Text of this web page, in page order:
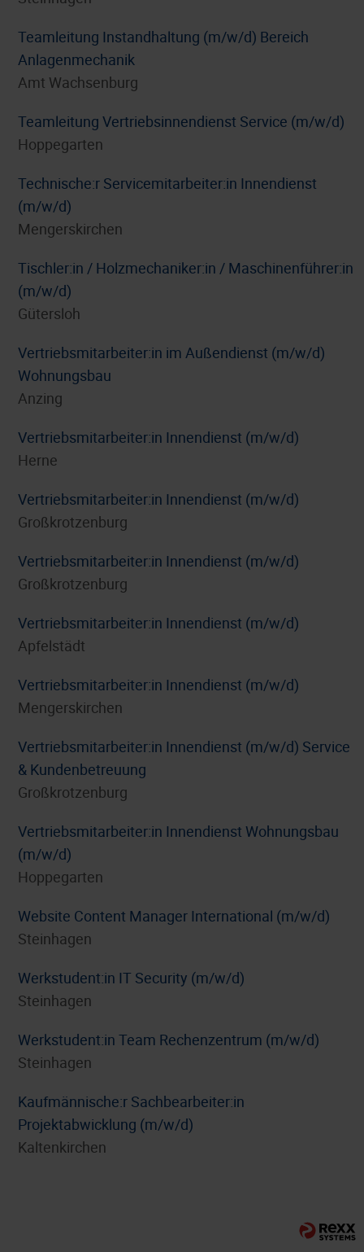
Teamleitung Instandhaltung (m/w/d) Bereich
Anlagenmechanik
Amt Wachsenburg
Teamleitung Vertriebsinnendienst Service (m/w/d)
Hoppegarten
Technische:r Servicemitarbeiter:in Innendienst
(m/w/d)
Mengerskirchen
Tischler:in / Holzmechaniker:in / Maschinenführer:in
(m/w/d)
Gütersloh
Vertriebsmitarbeiter:in im Außendienst (m/w/d)
Wohnungsbau
Anzing
Vertriebsmitarbeiter:in Innendienst (m/w/d)
Herne
Vertriebsmitarbeiter:in Innendienst (m/w/d)
Großkrotzenburg
Vertriebsmitarbeiter:in Innendienst (m/w/d)
Großkrotzenburg
Vertriebsmitarbeiter:in Innendienst (m/w/d)
Apfelstädt
Vertriebsmitarbeiter:in Innendienst (m/w/d)
Mengerskirchen
Vertriebsmitarbeiter:in Innendienst (m/w/d) Service
& Kundenbetreuung
Großkrotzenburg
Vertriebsmitarbeiter:in Innendienst Wohnungsbau
(m/w/d)
Hoppegarten
Website Content Manager International (m/w/d)
Steinhagen
Werkstudent:in IT Security (m/w/d)
Steinhagen
Werkstudent:in Team Rechenzentrum (m/w/d)
Steinhagen
⁠Kaufmännische:r Sachbearbeiter:in
Projektabwicklung (m/w/d)
Kaltenkirchen